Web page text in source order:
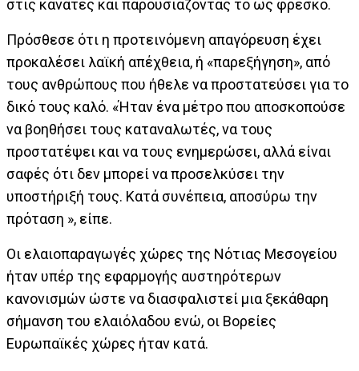
στις κανάτες και παρουσιάζοντας το ως φρέσκο.
Πρόσθεσε ότι η προτεινόμενη απαγόρευση έχει
προκαλέσει λαϊκή απέχθεια, ή «παρεξήγηση», από
τους ανθρώπους που ήθελε να προστατεύσει για το
δικό τους καλό. «Ήταν ένα μέτρο που αποσκοπούσε
να βοηθήσει τους καταναλωτές, να τους
προστατέψει και να τους ενημερώσει, αλλά είναι
σαφές ότι δεν μπορεί να προσελκύσει την
υποστήριξή τους. Κατά συνέπεια, αποσύρω την
πρόταση », είπε.
Οι ελαιοπαραγωγές χώρες της Νότιας Μεσογείου
ήταν υπέρ της εφαρμογής αυστηρότερων
κανονισμών ώστε να διασφαλιστεί μια ξεκάθαρη
σήμανση του ελαιόλαδου ενώ, οι Βορείες
Ευρωπαϊκές χώρες ήταν κατά.